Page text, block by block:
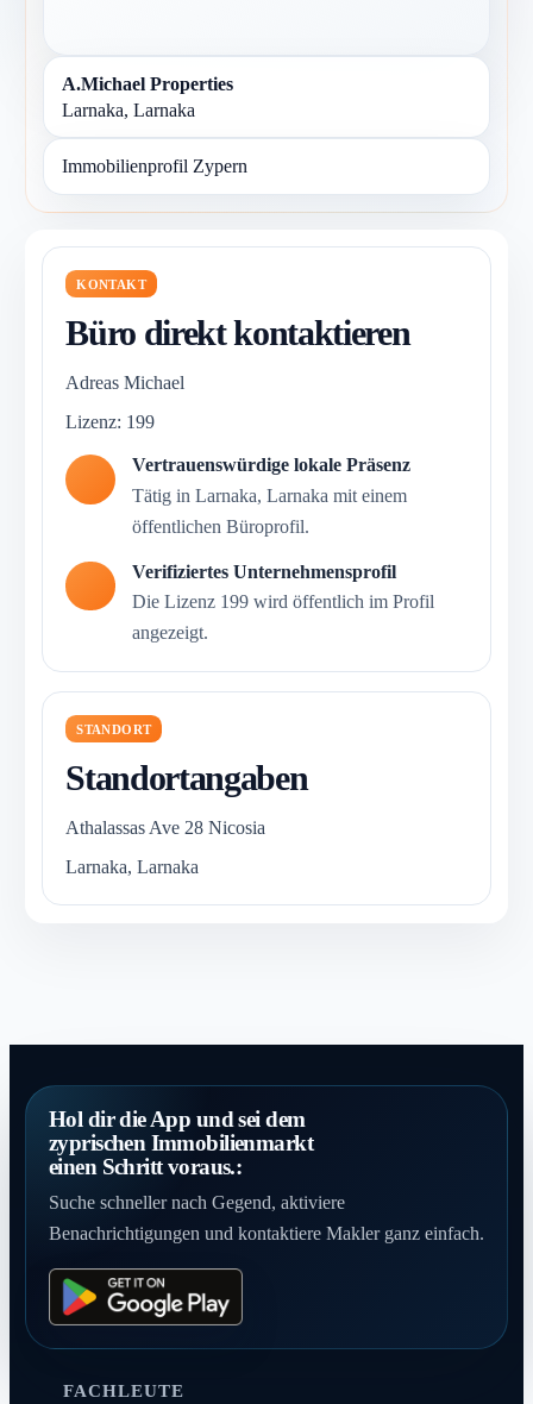
A.Michael Properties
Larnaka, Larnaka
Immobilienprofil Zypern
KONTAKT
Büro direkt kontaktieren
Adreas Michael
Lizenz: 199
Vertrauenswürdige lokale Präsenz
Tätig in Larnaka, Larnaka mit einem
öffentlichen Büroprofil.
Verifiziertes Unternehmensprofil
Die Lizenz 199 wird öffentlich im Profil
angezeigt.
STANDORT
Standortangaben
Athalassas Ave 28 Nicosia
Larnaka, Larnaka
Hol dir die App und sei dem
zyprischen Immobilienmarkt
einen Schritt voraus.:
Suche schneller nach Gegend, aktiviere
Benachrichtigungen und kontaktiere Makler ganz einfach.
FACHLEUTE